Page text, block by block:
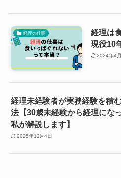
経理の仕事
経理は
現役10
2024年4
経理未経験者が実務経験を積
法【30歳未経験から経理にな
私が解説します】
2025年12月4日